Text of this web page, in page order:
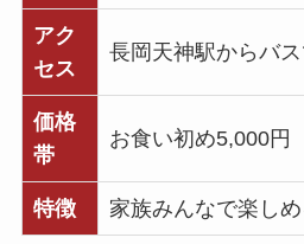
アク
セス
長岡天神駅からバ
価格
帯
お食い初め5,000円
特徴 家族みんなで楽し